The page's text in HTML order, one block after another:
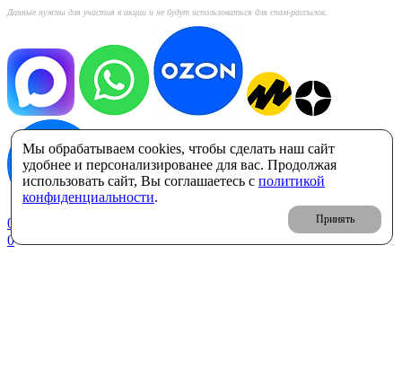
Мы обрабатываем cookies, чтобы сделать наш сайт
удобнее и персонализированее для вас. Продолжая
использовать сайт, Вы соглашаетесь с политикой
конфиденциальности.
Принять
Данные нужны для участия в акции и не будут использоваться для спам-рассылок.
0
0